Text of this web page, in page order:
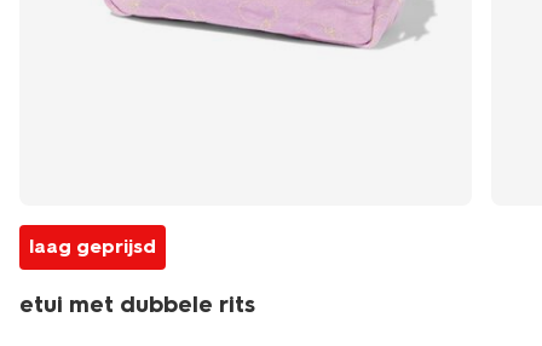
laag geprijsd
etui met dubbele rits